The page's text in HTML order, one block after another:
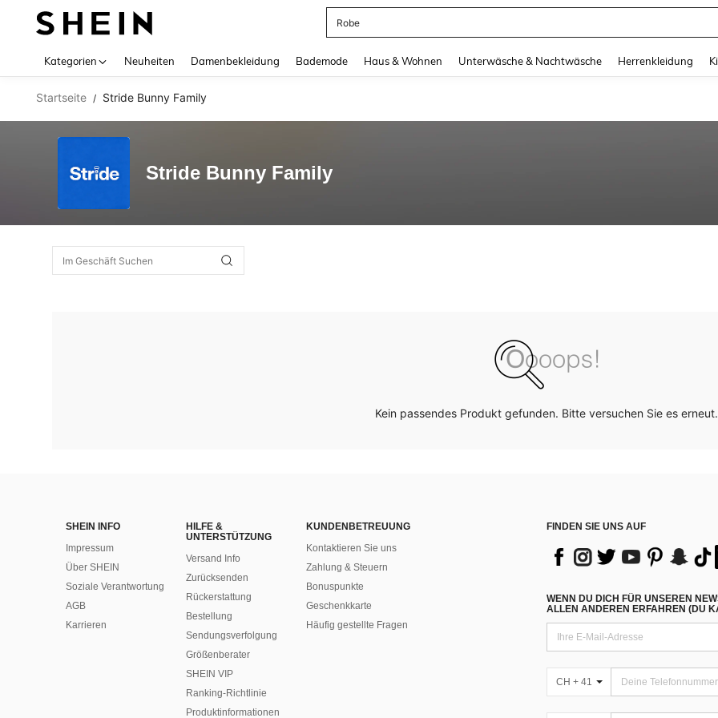
Robe
Kategorien Neuheiten Damenbekleidung Bademode Haus & Wohnen Unterwäsche & Nachtwäsche Herrenkleidung
Startseite / Stride Bunny Family
Stride Bunny Family
Kein passendes Produkt gefunden. Bitte versuchen Sie es erneut.
SHEIN INFO
Impressum
Über SHEIN
Soziale Verantwortung
AGB
Karrieren
HILFE &
UNTERSTÜTZUNG
Versand Info
Zurücksenden
Rückerstattung
Bestellung
Sendungsverfolgung
Größenberater
SHEIN VIP
Ranking-Richtlinie
​Produktinformationen
KUNDENBETREUUNG
Kontaktieren Sie uns
Zahlung & Steuern
Bonuspunkte
Geschenkkarte
Häufig gestellte Fragen
FINDEN SIE UNS AUF
WENN DU DICH FÜR UNSEREN
ALLEN ANDEREN ERFAHREN (DU
CH + 41